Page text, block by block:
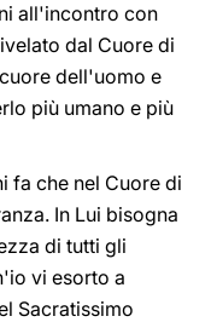
all'incontro con
dal Cuore di
dell'uomo e
più umano e più
fa che nel Cuore di
In Lui bisogna
di tutti gli
vi esorto a
Sacratissimo